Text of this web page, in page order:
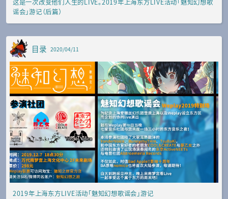
这是一次改变他们人生的LIVE。2019年上海东方LIVE活动「魅知幻想歌
谣会」游记（后篇）
目录 2020/04/11
2019年上海东方LIVE活动「魅知幻想歌谣会」游记